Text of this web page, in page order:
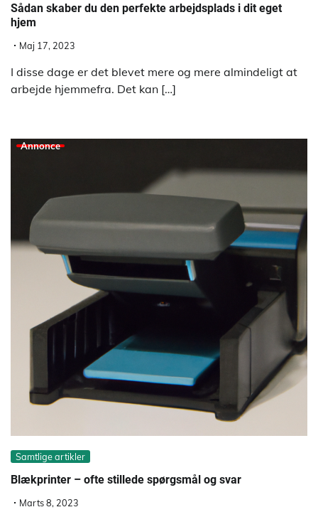
Sådan skaber du den perfekte arbejdsplads i dit eget
hjem
Maj 17, 2023
I disse dage er det blevet mere og mere almindeligt at
arbejde hjemmefra. Det kan […]
Annonce
Samtlige artikler
Blækprinter – ofte stillede spørgsmål og svar
Marts 8, 2023